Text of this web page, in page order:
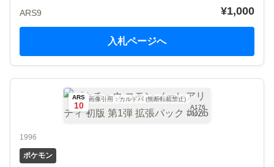
ARS9 ¥1,000
入札ページへ
ARS
10
A176
L0076
画像引用：カルドバ (無断転載禁止)
1996
ポケモン